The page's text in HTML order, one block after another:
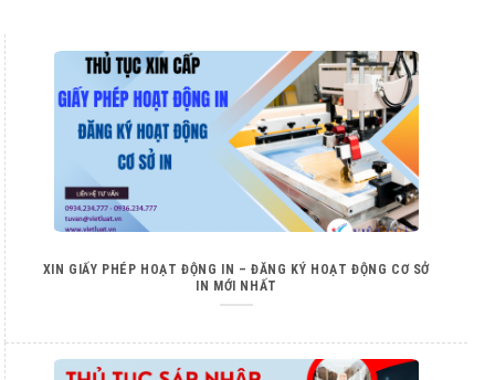
XIN GIẤY PHÉP HOẠT ĐỘNG IN – ĐĂNG KÝ HOẠT ĐỘNG CƠ SỞ
IN MỚI NHẤT